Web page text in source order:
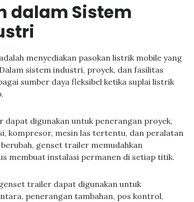
dalam Sistem
menyediakan pasokan listrik mobile yang
sistem industri, proyek, dan fasilitas
sumber daya fleksibel ketika suplai listrik
digunakan untuk penerangan proyek,
kompresor, mesin las tertentu, dan peralatan
genset trailer memudahkan
membuat instalasi permanen di setiap titik.
trailer dapat digunakan untuk
penerangan tambahan, pos kontrol,